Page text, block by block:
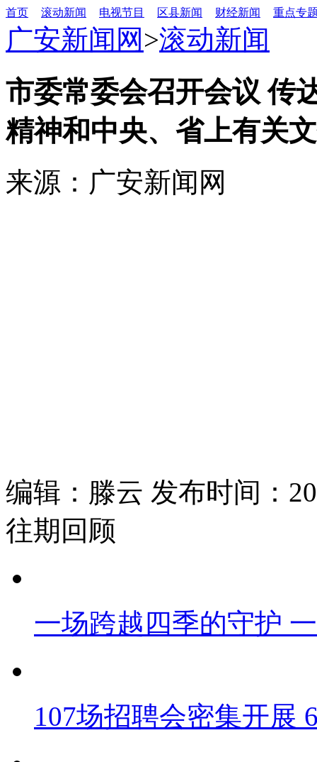
首页 滚动新闻 电视节目 区县新闻 财经新闻 重点专
广安新闻网 >滚动新闻
市委常委会召开会议 传
精神和中央、省上有关
来源：广安新闻网
编辑：滕云 发布时间：
往期回顾
一场跨越四季的守护
107场招聘会密集开展